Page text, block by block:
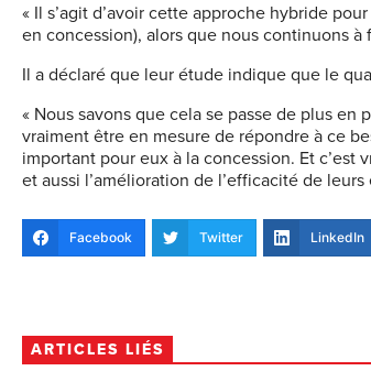
« Il s’agit d’avoir cette approche hybride
en concession), alors que nous continuons
Il a déclaré que leur étude indique que le
« Nous savons que cela se passe de plus en
vraiment être en mesure de répondre à ce
important pour eux à la concession. Et
et aussi l’amélioration de l’efficacité de leurs
Facebook Twitter LinkedIn
ARTICLES LIÉS